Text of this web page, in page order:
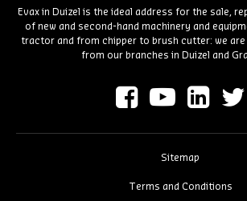
Evax in Duizel is the ideal address for the sale,
of new and second-hand machinery and
tractor and from chipper to brush cutter: we
from our branches in Duizel and
Sitemap
Terms and Conditions